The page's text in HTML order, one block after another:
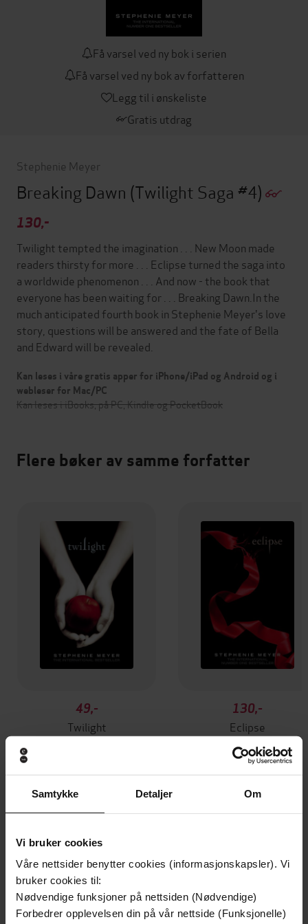
Samtykke Detaljer Om
Vi bruker cookies
Våre nettsider benytter cookies (informasjonskapsler). Vi
bruker cookies til:
Nødvendige funksjoner på nettsiden (Nødvendige)
Forbedrer opplevelsen din på vår nettside (Funksjonelle)
Få varsel ved ny bok i serien
Få varsel ved ny bok av forfatteren
Legg til i ønskeliste
Gratis utdrag
Stephenie Meyer
Breaking Dawn (Twilight Saga #4)
130,-
Twilight tempted the imagination . . . New Moon made
readers thirsty for more . . . Eclipse turned the saga into
a worldwide phenomenon . . . And now - the book that
everyone has been waiting for . . . Breaking Dawn.In the
much anticipated fourth book in Stephenie Meyer's love
story, questions will be answered and the fate of Bella
and Edward will be revealed.
Kan leses i våre gratis apper for iPhone/iPad og Android og i
webleser for Mac/PC
Kan leses i iBooks, på PC, Kindle og PocketBook
Flere bøker av samme forfatter
49,-
Twilight
130,-
Eclipse
Stephenie Meyer
EBOK
Premium